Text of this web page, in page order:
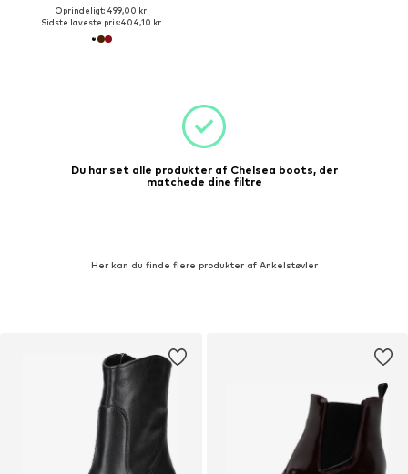
Oprindeligt: 499,00 kr
Sidste laveste pris:404,10 kr
Du har set alle produkter af Chelsea boots, der
matchede dine filtre
Her kan du finde flere produkter af Ankelstøvler